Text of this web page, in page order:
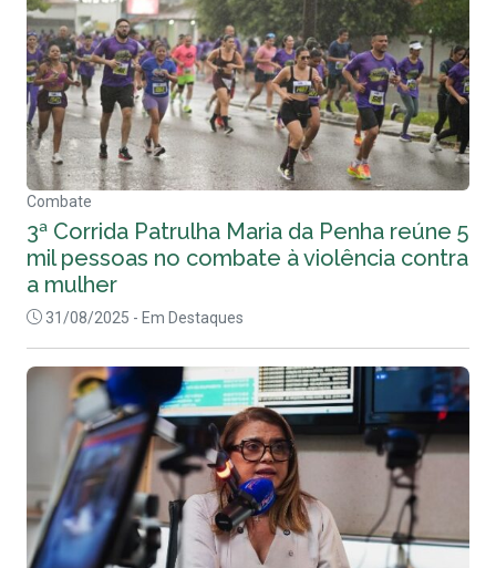
Combate
3ª Corrida Patrulha Maria da Penha reúne 5
mil pessoas no combate à violência contra
a mulher
31/08/2025 - Em Destaques